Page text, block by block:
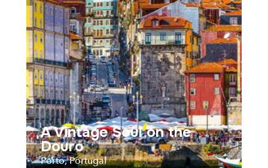
Audios Parcours
A Vintage Soul on the
Douro
Porto, Portugal